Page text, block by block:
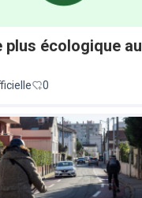
plus écologique au
0